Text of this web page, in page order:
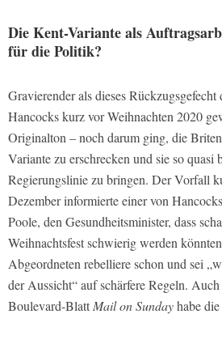
Die Kent-Variante als
für die Politik?
Gravierender als dieses Rückzugsgefecht
Hancocks kurz vor Weihnachten 2020
Originalton – noch darum ging, die
Variante zu erschrecken und sie so quasi
Regierungslinie zu bringen. Der Vorfall
Dezember informierte einer von
Poole, den Gesundheitsminister, dass
Weihnachtsfest schwierig werden
Abgeordneten rebelliere schon und sei
der Aussicht“ auf schärfere Regeln.
Boulevard-Blatt Mail on Sundayhabe